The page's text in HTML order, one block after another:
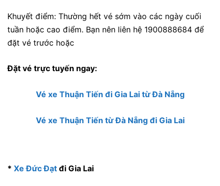
Khuyết điểm: Thường hết vé sớm vào các ngày cuối
tuần hoặc cao điểm. Bạn nên liên hệ 1900888684 để
đặt vé trước hoặc
Đặt vé trực tuyến ngay:
Vé xe Thuận Tiến đi Gia Lai từ Đà Nẵng
Vé xe Thuận Tiến từ Đà Nẵng đi Gia Lai
* Xe Đức Đạt đi Gia Lai